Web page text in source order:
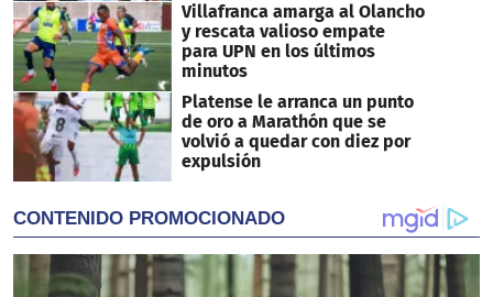
Villafranca amarga al Olancho
y rescata valioso empate
para UPN en los últimos
minutos
Platense le arranca un punto
de oro a Marathón que se
volvió a quedar con diez por
expulsión